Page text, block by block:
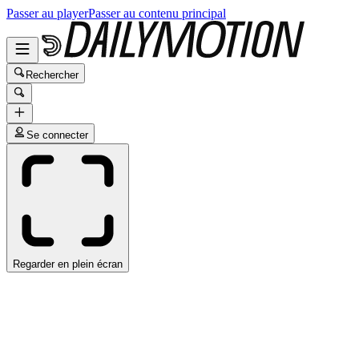
Passer au playerPasser au contenu principal
Rechercher
Se connecter
Regarder en plein écran